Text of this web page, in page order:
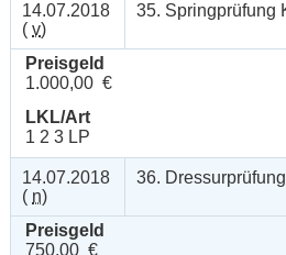
14.07.2018
( v)
35. Springprüfung
Preisgeld
1.000,00 €
LKL/Art
1 2 3 LP
14.07.2018
( n)
36.
Preisgeld
750,00 €